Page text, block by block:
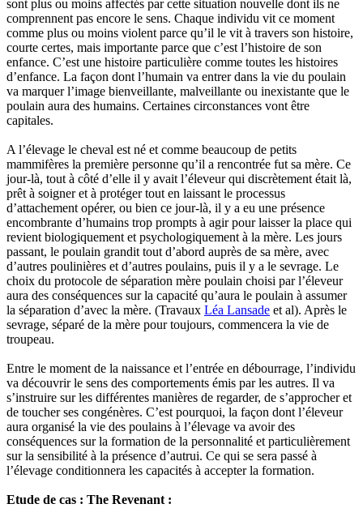
sont plus ou moins affectés par cette situation nouvelle dont ils ne
comprennent pas encore le sens. Chaque individu vit ce moment
comme plus ou moins violent parce qu’il le vit à travers son histoire,
courte certes, mais importante parce que c’est l’histoire de son
enfance. C’est une histoire particulière comme toutes les histoires
d’enfance. La façon dont l’humain va entrer dans la vie du poulain
va marquer l’image bienveillante, malveillante ou inexistante que le
poulain aura des humains. Certaines circonstances vont être
capitales.
A l’élevage le cheval est né et comme beaucoup de petits
mammifères la première personne qu’il a rencontrée fut sa mère. Ce
jour-là, tout à côté d’elle il y avait l’éleveur qui discrètement était là,
prêt à soigner et à protéger tout en laissant le processus
d’attachement opérer, ou bien ce jour-là, il y a eu une présence
encombrante d’humains trop prompts à agir pour laisser la place qui
revient biologiquement et psychologiquement à la mère. Les jours
passant, le poulain grandit tout d’abord auprès de sa mère, avec
d’autres poulinières et d’autres poulains, puis il y a le sevrage. Le
choix du protocole de séparation mère poulain choisi par l’éleveur
aura des conséquences sur la capacité qu’aura le poulain à assumer
la séparation d’avec la mère. (Travaux Léa Lansade et al). Après le
sevrage, séparé de la mère pour toujours, commencera la vie de
troupeau.
Entre le moment de la naissance et l’entrée en débourrage, l’individu
va découvrir le sens des comportements émis par les autres. Il va
s’instruire sur les différentes manières de regarder, de s’approcher et
de toucher ses congénères. C’est pourquoi, la façon dont l’éleveur
aura organisé la vie des poulains à l’élevage va avoir des
conséquences sur la formation de la personnalité et particulièrement
sur la sensibilité à la présence d’autrui. Ce qui se sera passé à
l’élevage conditionnera les capacités à accepter la formation.
Etude de cas : The Revenant :